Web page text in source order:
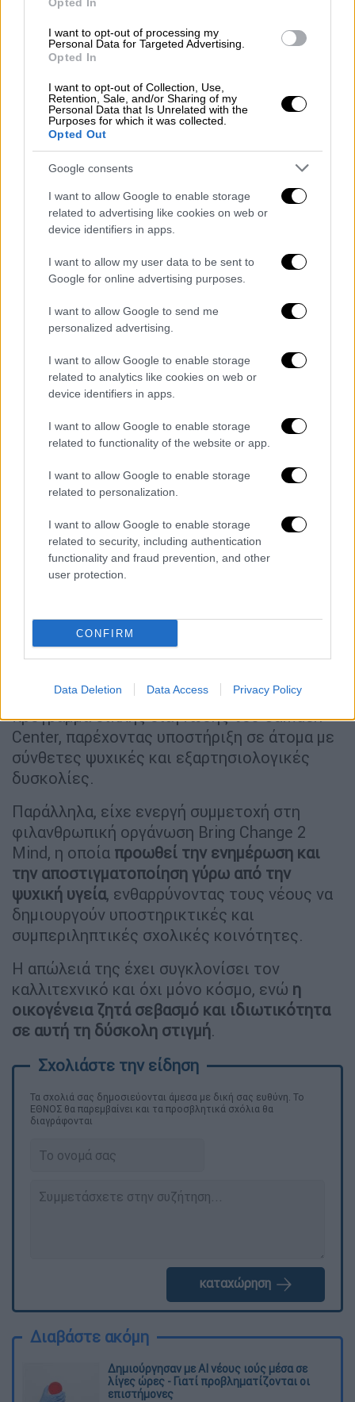
I want to opt-out of processing my
Personal Data for Targeted Advertising.
Opted In
I want to opt-out of Collection, Use,
Retention, Sale, and/or Sharing of my
Personal Data that Is Unrelated with the
Purposes for which it was collected.
Opted Out
Google consents
I want to allow Google to enable storage
related to advertising like cookies on web or
device identifiers in apps.
I want to allow my user data to be sent to
Google for online advertising purposes.
I want to allow Google to send me
personalized advertising.
I want to allow Google to enable storage
related to analytics like cookies on web or
device identifiers in apps.
I want to allow Google to enable storage
related to functionality of the website or app.
I want to allow Google to enable storage
related to personalization.
I want to allow Google to enable storage
related to security, including authentication
functionality and fraud prevention, and other
user protection.
CONFIRM
Data Deletion Data Access Privacy Policy
την προσωπική ζωή της οικογένειάς του, η
κόρη του είχε δώσει το «παρών» σε
ορισμένες δημόσιες εκδηλώσεις στο
πλευρό του. Μεταξύ άλλων, είχε εμφανιστεί
στο afterparty της θεατρικής παράστασης
«The Producers» το 2003, στη φιλανθρωπική
εκδήλωση «Hulaween» του New York
Restoration Project που ίδρυσε η Μπέτι
Μίντλερ, καθώς και στο καθιερωμένο πάρτι
του Vanity Fair για τα Όσκαρ το 2011.
🕊️ Martin Short's daughter Katherine
has died by s*icide.
What we know:
pic.twitter.com/254fUDrklR
— TMZ (@TMZ)February 24, 2026
Η Κάθριν Σορτείχε αφιερωθεί
επαγγελματικά στον τομέα της ψυχικής
υγείας. Το 2006 αποφοίτησε από το
Πανεπιστήμιο της Νέας Υόρκης με σπουδές
στην Ψυχολογία και στις Σπουδές Φύλου και
Σεξουαλικότητας, ενώ το 2010 απέκτησε
μεταπτυχιακό τίτλο στην Κοινωνική Εργασία
από το Πανεπιστήμιο της Νότιας
Στην επαγγελματική της διαδρομή
περιλαμβάνεται τετραετής θητεία στο
, ενώ στη συνέχεια συνεργάστηκε με το
πρόγραμμα διπλής διάγνωσης του Camden
Center, παρέχοντας υποστήριξη σε άτομα με
σύνθετες ψυχικές και εξαρτησιολογικές
δυσκολίες.
Παράλληλα, είχε ενεργή συμμετοχή στη
φιλανθρωπική οργάνωση Bring Change 2
Mind, η οποία προωθεί την ενημέρωση και
την αποστιγματοποίηση γύρω από την
ψυχική υγεία, ενθαρρύνοντας τους νέους να
δημιουργούν υποστηρικτικές και
συμπεριληπτικές σχολικές κοινότητες.
Η απώλειά της έχει συγκλονίσει τον
καλλιτεχνικό και όχι μόνο κόσμο, ενώ η
οικογένεια ζητά σεβασμό και ιδιωτικότητα
σε αυτή τη δύσκολη στιγμή.
Τα σχολιά σας δημοσιεύονται άμεσα με δική σας ευθύνη. Το
ΕΘΝΟΣ θα παρεμβαίνει και τα προσβλητικά σχόλια θα
διαγράφονται
καταχώρηση
Διαβάστε ακόμη
Δημιούργησαν με AI νέους ιούς μέσα σε
λίγες ώρες - Γιατί προβληματίζονται οι
επιστήμονες